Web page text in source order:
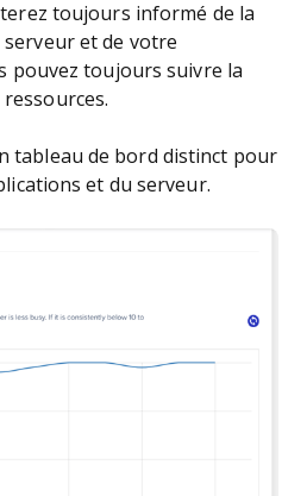
toujours informé de la
et de votre
pouvez toujours suivre la
tableau de bord distinct pour
et du serveur.